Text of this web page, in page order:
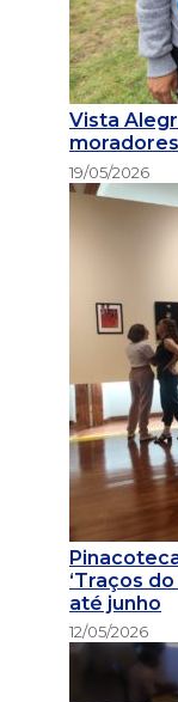
Vista
19/05/2026
‘Traços
até junho
12/05/2026